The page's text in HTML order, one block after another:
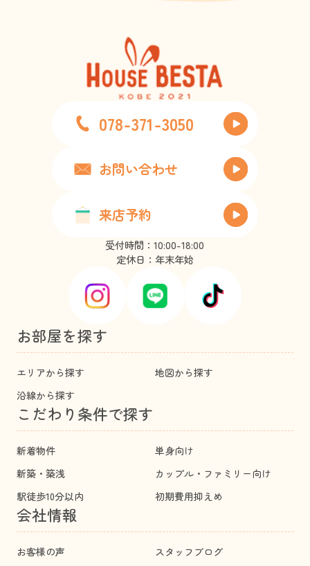
078-371-3050
お問い合わせ
来店予約
受付時間：10:00-18:00
定休日：年末年始
お部屋を探す
エリアから探す
地図から探す
沿線から探す
こだわり条件で探す
新着物件
単身向け
新築・築浅
カップル・ファミリー向け
駅徒歩10分以内
初期費用抑えめ
会社情報
お客様の声 スタッフブログ